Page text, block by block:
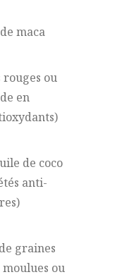
maca
ou
en
de coco
anti-
graines
ou